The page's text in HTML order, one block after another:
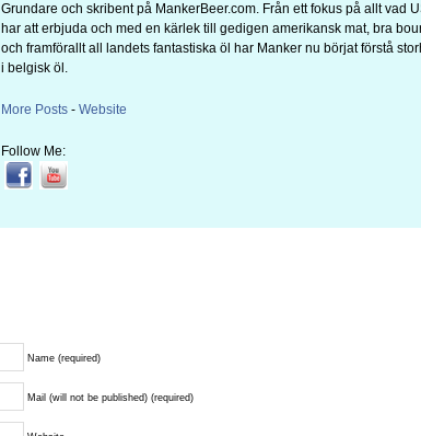
Grundare och skribent på MankerBeer.com. Från ett fokus på allt vad
har att erbjuda och med en kärlek till gedigen amerikansk mat, bra
och framförallt all landets fantastiska öl har Manker nu börjat förstå
i belgisk öl.
More Posts - Website
Follow Me:
Name (required)
Mail (will not be published) (required)